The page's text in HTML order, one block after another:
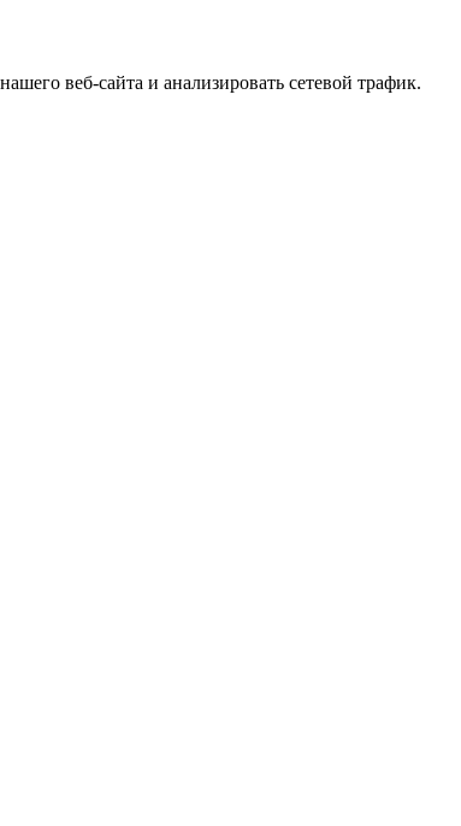
веб-сайта и анализировать сетевой трафик.